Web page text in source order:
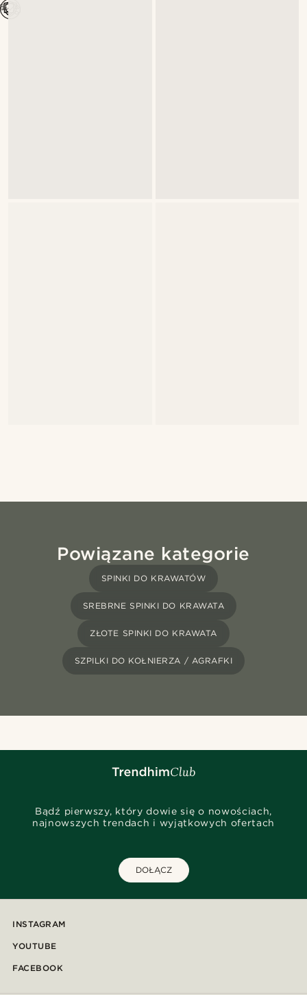
Powiązane kategorie
SPINKI DO KRAWATÓW
SREBRNE SPINKI DO KRAWATA
ZŁOTE SPINKI DO KRAWATA
SZPILKI DO KOŁNIERZA / AGRAFKI
Bądź pierwszy, który dowie się o nowościach,
najnowszych trendach i wyjątkowych ofertach
DOŁĄCZ
INSTAGRAM
YOUTUBE
FACEBOOK